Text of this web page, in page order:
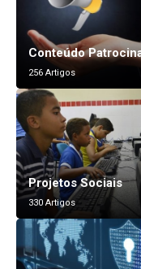
Conteúdo
256 Artigos
Projetos Sociais
330 Artigos